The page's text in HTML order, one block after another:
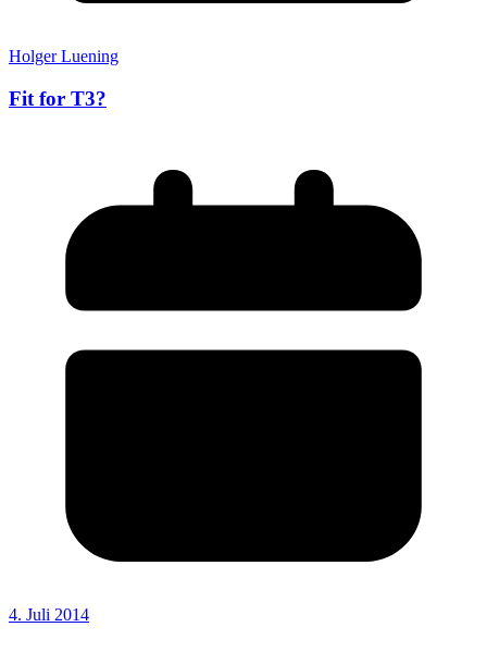
Holger Luening
Fit for T3?
4. Juli 2014